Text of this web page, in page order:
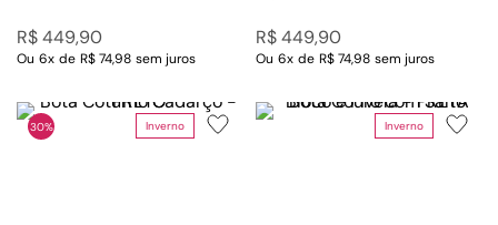
R$449,90
Ou 6x de R$ 74,98 sem juros
R$449,90
Ou 6x de R$ 74,98 sem juros
Inverno
30% Inverno